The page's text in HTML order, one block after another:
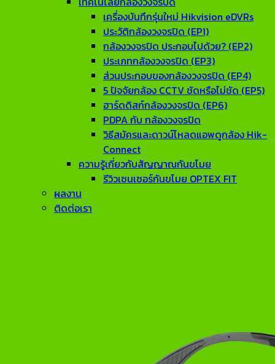
เครื่องบันทึกรุ่นใหม่ Hikvision eDVRs
ประวัติกล้องวงจรปิด (EP1)
กล้องวงจรปิด ประกอบไปด้วย? (EP2)
ประเภทกล้องวงจรปิด (EP3)
ส่วนประกอบของกล้องวงจรปิด (EP4)
5 ปัจจัยกล้อง CCTV ชัดหรือไม่ชัด (EP5)
ฮาร์ดดิสก์กล้องวงจรปิด (EP6)
PDPA กับ กล้องวงจรปิด
วิธีสมัครและดาวน์โหลดแอพดูกล้อง Hik-
Connect
ความรู้เกี่ยวกับสัญญาณกันขโมย
รีวิวเซนเซอร์กันขโมย OPTEX FIT
ผลงาน
ติดต่อเรา